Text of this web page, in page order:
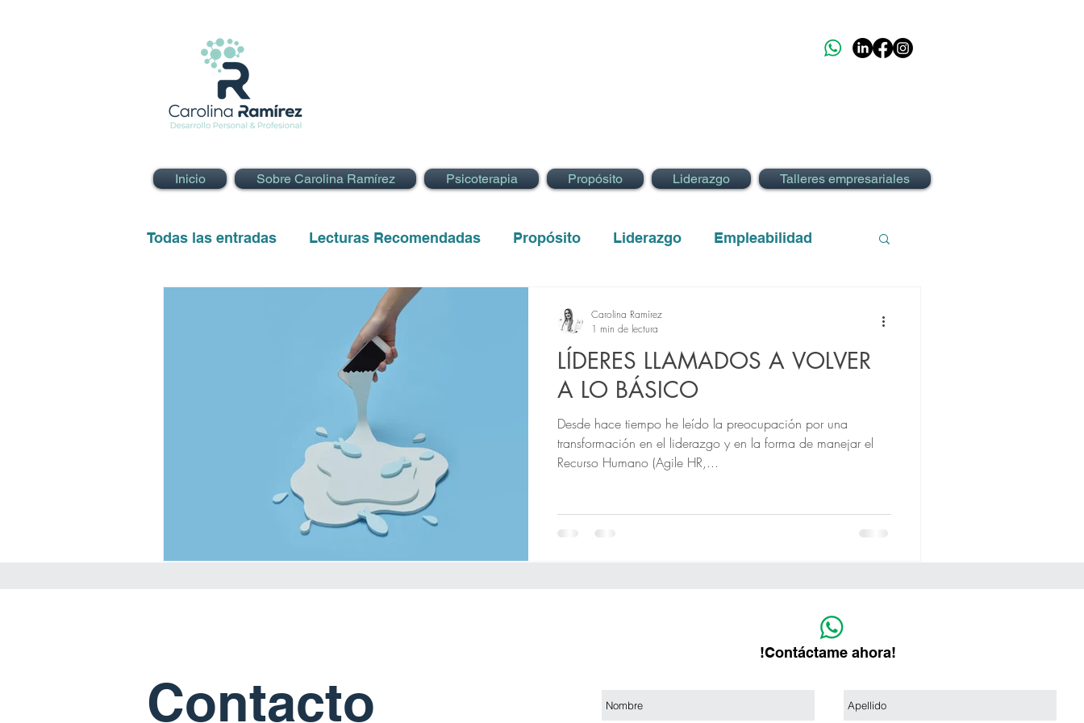
Inicio Sobre Carolina Ramírez Psicoterapia Propósito Liderazgo Talleres empresariales
Todas las entradas Lecturas Recomendadas Propósito Liderazgo Empleabilidad
LÍDERES LLAMADOS A VOLVER
A LO BÁSICO
Desde hace tiempo he leído la preocupación por una
transformación en el liderazgo y en la forma de manejar el
Recurso Humano (Agile HR,...
Carolina Ramírez
1 min de lectura
Contacto
!Contáctame ahora!